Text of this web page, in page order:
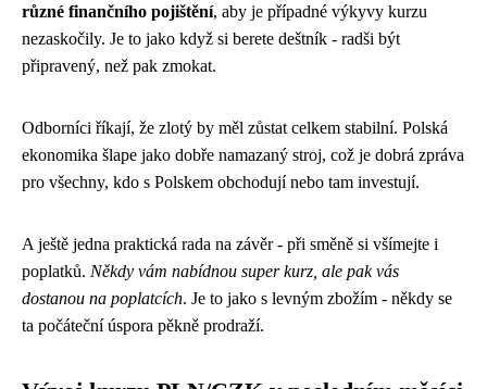
různé finančního pojištění, aby je případné výkyvy kurzu
nezaskočily. Je to jako když si berete deštník - radši být
připravený, než pak zmokat.
Odborníci říkají, že zlotý by měl zůstat celkem stabilní. Polská
ekonomika šlape jako dobře namazaný stroj, což je dobrá zpráva
pro všechny, kdo s Polskem obchodují nebo tam investují.
A ještě jedna praktická rada na závěr - při směně si všímejte i
poplatků. Někdy vám nabídnou super kurz, ale pak vás
dostanou na poplatcích. Je to jako s levným zbožím - někdy se
ta počáteční úspora pěkně prodraží.